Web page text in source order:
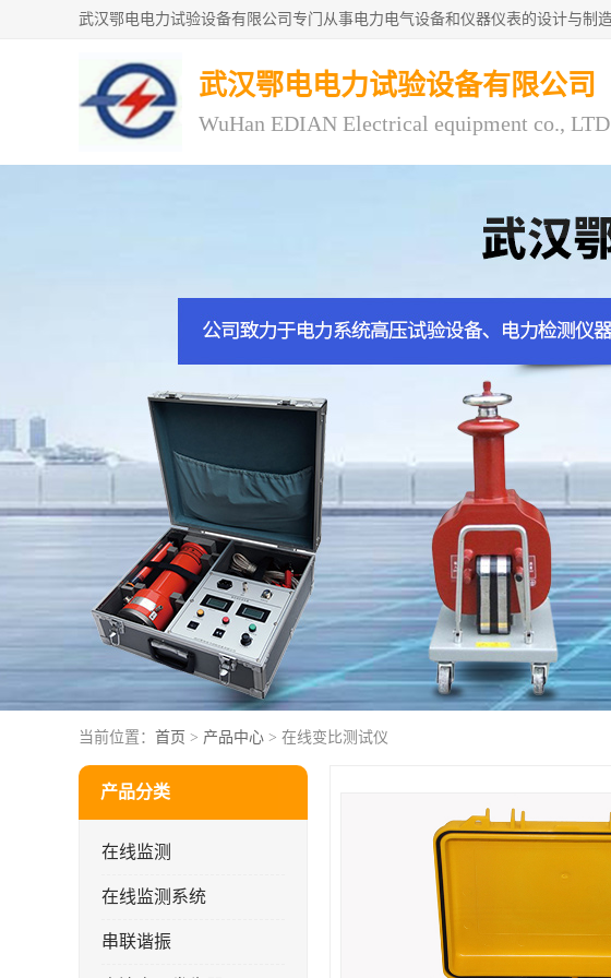
武汉鄂电电力试验设备有限公司
WuHan EDIAN Electrical equipment co., LTD
当前位置： 首页 > 产品中心 > 在线变比测试仪
产品分类
在线监测
在线监测系统
串联谐振